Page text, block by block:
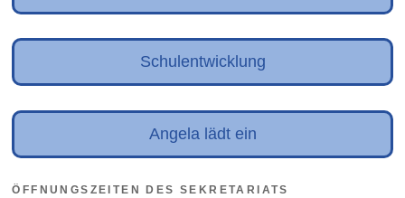
Schulentwicklung
Angela lädt ein
ÖFFNUNGSZEITEN DES SEKRETARIATS